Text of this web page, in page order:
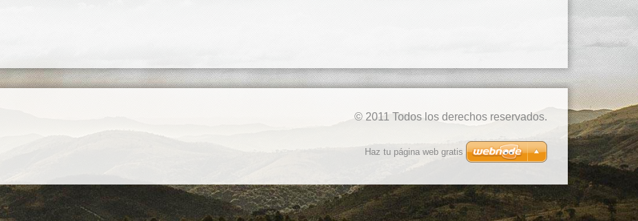
© 2011 Todos los derechos reservados.
Haz tu página web gratis